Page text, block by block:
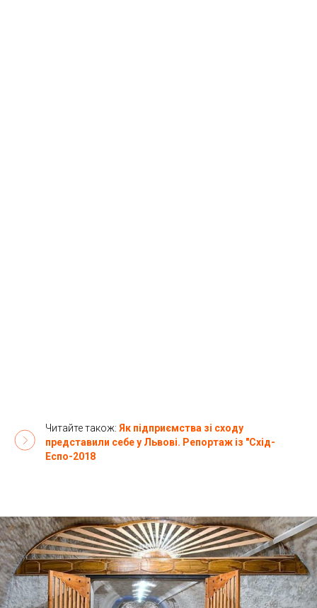
Читайте також: Як підприємства зі сходу
представили себе у Львові. Репортаж із "Схід-
Еспо-2018